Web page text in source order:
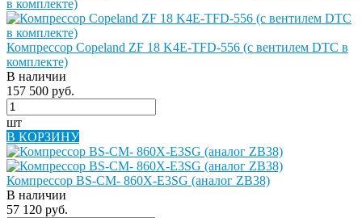
Компрессор Copeland ZF 18 K4E-TFD-556 (с вентилем DTC в
комплекте)
В наличии
157 500 руб.
шт
В КОРЗИНУ
Компрессор BS-CM- 860X-E3SG (аналог ZB38)
В наличии
57 120 руб.